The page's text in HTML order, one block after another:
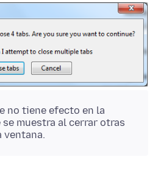
no tiene efecto en la
muestra al cerrar otras
ventana.